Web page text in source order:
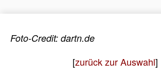
Foto-Credit: dartn.de
[zurück zur Auswahl]